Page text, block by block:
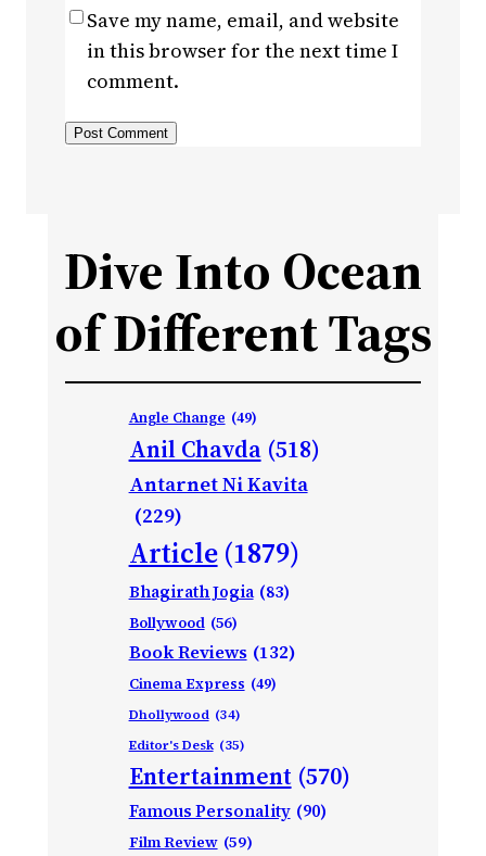
Save my name, email, and website
in this browser for the next time I
comment.
Dive Into Ocean
of Different Tags
Angle Change (49)
Anil Chavda (518)
Antarnet Ni Kavita
(229)
Article (1879)
Bhagirath Jogia (83)
Bollywood (56)
Book Reviews (132)
Cinema Express (49)
Dhollywood (34)
Editor's Desk (35)
Entertainment (570)
Famous Personality (90)
Film Review (59)